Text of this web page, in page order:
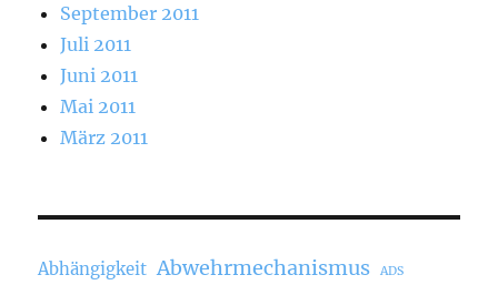
September 2011
Juli 2011
Juni 2011
Mai 2011
März 2011
Abhängigkeit Abwehrmechanismus ADS